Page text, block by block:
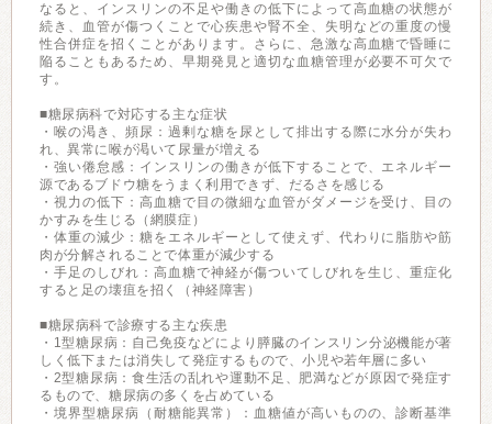
なると、インスリンの不足や働きの低下によって高血糖の状態が
続き、血管が傷つくことで心疾患や腎不全、失明などの重度の慢
性合併症を招くことがあります。さらに、急激な高血糖で昏睡に
陥ることもあるため、早期発見と適切な血糖管理が必要不可欠で
す。
■糖尿病科で対応する主な症状
・喉の渇き、頻尿：過剰な糖を尿として排出する際に水分が失わ
れ、異常に喉が渇いて尿量が増える
・強い倦怠感：インスリンの働きが低下することで、エネルギー
源であるブドウ糖をうまく利用できず、だるさを感じる
・視力の低下：高血糖で目の微細な血管がダメージを受け、目の
かすみを生じる（網膜症）
・体重の減少：糖をエネルギーとして使えず、代わりに脂肪や筋
肉が分解されることで体重が減少する
・手足のしびれ：高血糖で神経が傷ついてしびれを生じ、重症化
すると足の壊疽を招く（神経障害）
■糖尿病科で診療する主な疾患
・1型糖尿病：自己免疫などにより膵臓のインスリン分泌機能が著
しく低下または消失して発症するもので、小児や若年層に多い
・2型糖尿病：食生活の乱れや運動不足、肥満などが原因で発症す
るもので、糖尿病の多くを占めている
・境界型糖尿病（耐糖能異常）：血糖値が高いものの、診断基準